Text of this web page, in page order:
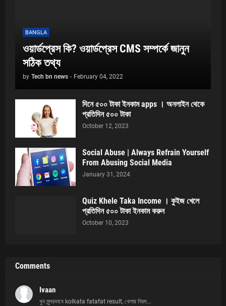
BANGLA
ওয়ার্ডপ্রেস কি? ওয়ার্ডপ্রেস CMS সম্পর্কে জানুন
সঠিক তথ্য
by Tech bn news - February 04, 2022
দিনে ৫০০ টাকা ইনকাম apps । অনলাইন থেকে
প্রতিদিন ৫০০ টাকা
October 12, 2023
Social Abuse | Always Refrain Yourself
From Abusing Social Media
January 31, 2024
Quiz Khele Taka Income । কুইজ খেলে
প্রতিদিন ৫০০ টাকা ইনকাম করুন
October 10, 2023
Comments
Ivaan
খুব সুন্দরভাবে kolkata fatafat result, খেলার নিয়ম...